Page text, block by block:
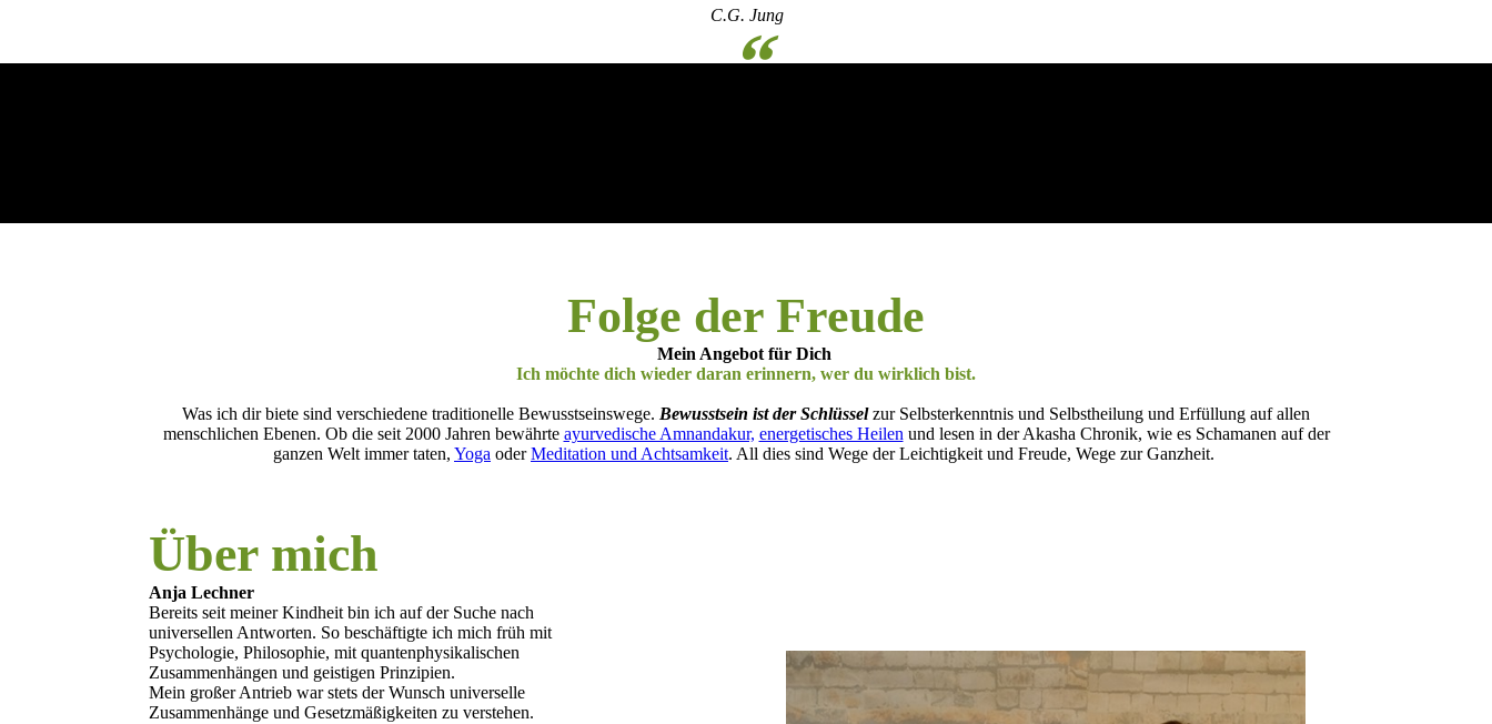
C.G. Jung
“
Folge der Freude
Mein Angebot für Dich
Ich möchte dich wieder daran erinnern, wer du wirklich bist.
Was ich dir biete sind verschiedene traditionelle Bewusstseinswege. Bewusstsein ist der Schlüsselzur Selbsterkenntnis und Selbstheilung und Erfüllung auf allen
menschlichen Ebenen. Ob die seit 2000 Jahren bewährte ayurvedische Amnandakur, energetisches Heilen und lesen in der Akasha Chronik, wie es Schamanen auf der
ganzen Welt immer taten, Yoga oderMeditation und Achtsamkeit. All dies sind Wege der Leichtigkeit und Freude, Wege zur Ganzheit.
Über mich
Anja Lechner
Bereits seit meiner Kindheit bin ich auf der Suche nach
universellen Antworten. So beschäftigte ich mich früh mit
Psychologie, Philosophie, mit quantenphysikalischen
Zusammenhängen und geistigen Prinzipien.
Mein großer Antrieb war stets der Wunsch universelle
Zusammenhänge und Gesetzmäßigkeiten zu verstehen.